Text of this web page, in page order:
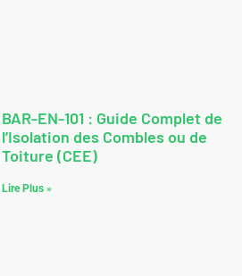
BAR-EN-101 : Guide Complet de
l’Isolation des Combles ou de
Toiture (CEE)
Lire Plus »